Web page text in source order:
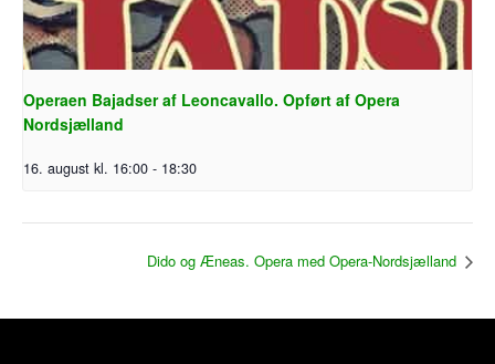
Operaen Bajadser af Leoncavallo. Opført af Opera
Nordsjælland
16. august kl. 16:00 - 18:30
Dido og Æneas. Opera med Opera-Nordsjælland